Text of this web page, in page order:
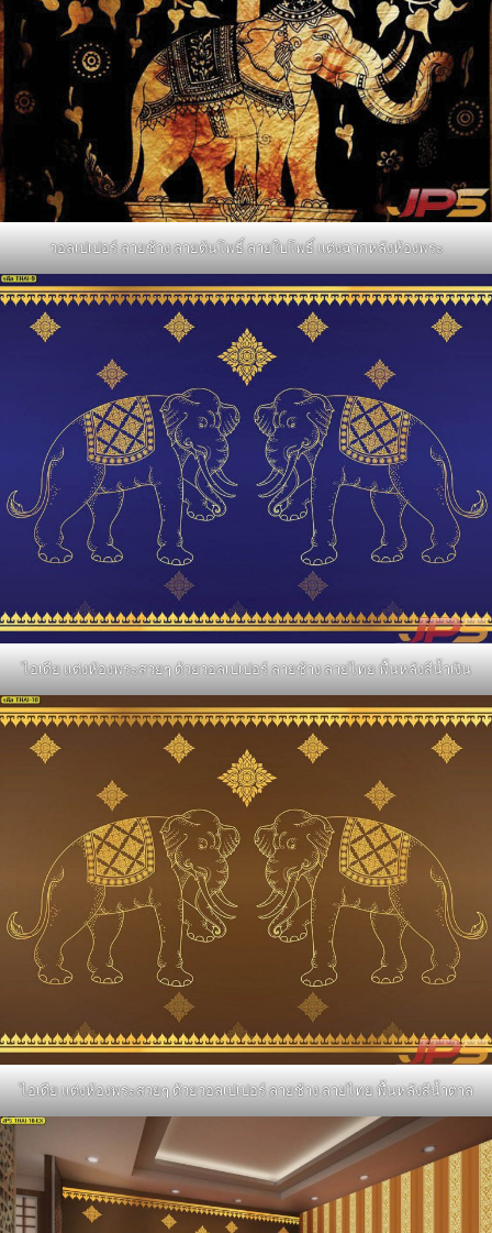
วอลเปเปอร์ ลายช้าง ลายต้นโพธิ์ ลายใบโพธิ์ แต่งฉากหลังห้องพระ
ไอเดีย แต่งห้องพระสวยๆ ด้วยวอลเปเปอร์ ลายช้าง ลายไทย พื้นหลังสีน้ำเงิน
ไอเดีย แต่งห้องพระสวยๆ ด้วยวอลเปเปอร์ ลายช้าง ลายไทย พื้นหลังสีน้ำตาล